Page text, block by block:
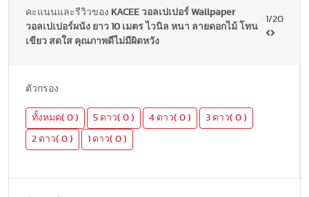
คะแนนและรีวิวของ KACEE วอลเปเปอร์ Wallpaper
วอลเปเปอร์ผนัง ยาว 10 เมตร ไวนิล หนา ลายดอกไม้ โทน
เขียว สดใส คุณภาพดีไม่มีผิดหวัง
1/20
ตัวกรอง
ทั้งหมด( 0 ) 5 ดาว( 0 ) 4 ดาว( 0 ) 3 ดาว( 0 )
2 ดาว( 0 ) 1 ดาว( 0 )